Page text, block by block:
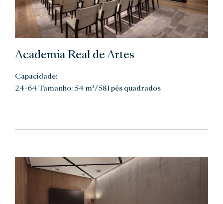
Academia Real de Artes
Capacidade:
24-64 Tamanho: 54 m²/581 pés quadrados